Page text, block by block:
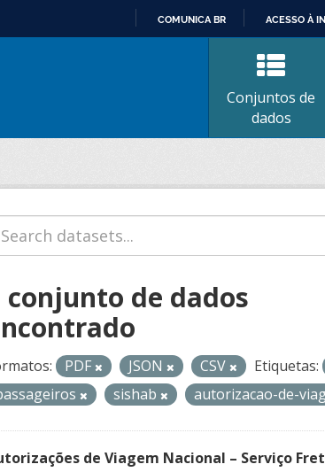
CONTEÚDO
COMUNICA BR ACESSO À
Conjuntos de
dados
conjunto de dados
PDF JSON CSV Etiquetas:
sishab autorizacao-de-
de Viagem Nacional – Serviço